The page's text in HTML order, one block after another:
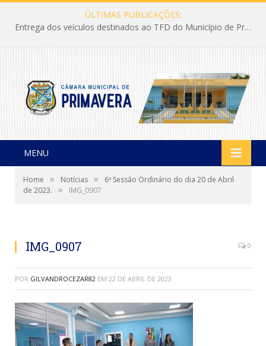
ÚLTIMAS PUBLICAÇÕES:
Entrega dos veículos destinados ao TFD do Município de Primavera
MENU
Home » Notícias »
6ª Sessão Ordinário do dia 20 de Abril
de 2023.
» IMG_0907
IMG_0907 0
POR GILVANDROCEZAR82 EM 22 DE ABRIL DE 2023